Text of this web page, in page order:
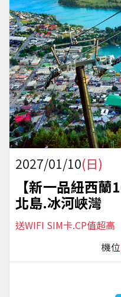
2027/01/10(日)
【新一品紐西
北島.冰河峽灣
送WIFI SIM卡.CP值超高
機位